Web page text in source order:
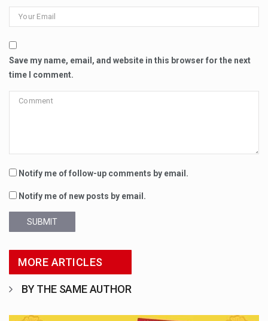
Save my name, email, and website in this browser for the next
time I comment.
Notify me of follow-up comments by email.
Notify me of new posts by email.
SUBMIT
MORE ARTICLES
BY THE SAME AUTHOR